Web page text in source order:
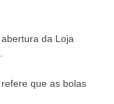
da Loja
que as bolas